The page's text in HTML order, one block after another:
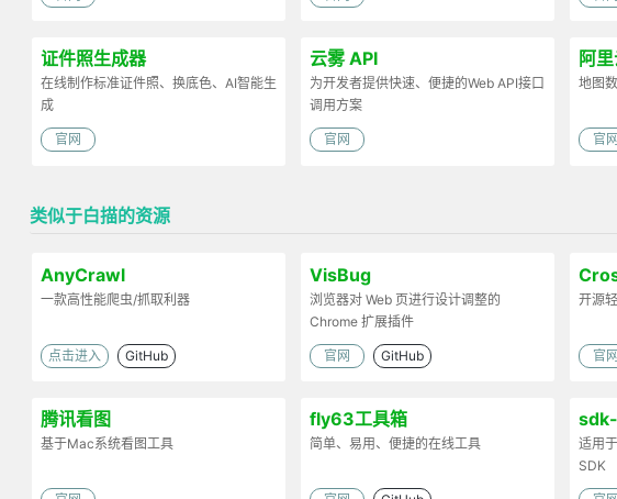
证件照生成器
在线制作标准证件照、换底色、AI智能生
成
官网
云雾 API
为开发者提供快速、便捷的Web API接口
调用方案
官网
阿
地图
官网
类似于白描的资源
AnyCrawl
一款高性能爬虫/抓取利器
点击进入 GitHub
VisBug
浏览器对 Web 页进行设计调整的
Chrome 扩展插件
官网 GitHub
开源
官网
腾讯看图
基于Mac系统看图工具
fly63工具箱
简单、易用、便捷的在线工具
适用
SDK